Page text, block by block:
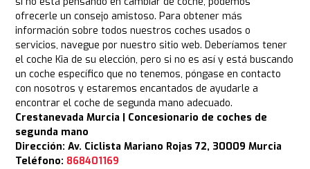
ofrecerle un consejo amistoso. Para obtener más
información sobre todos nuestros coches usados o
servicios, navegue por nuestro sitio web. Deberíamos tener
el coche Kia de su elección, pero si no es así y está buscando
un coche específico que no tenemos, póngase en contacto
con nosotros y estaremos encantados de ayudarle a
encontrar el coche de segunda mano adecuado.
Crestanevada Murcia | Concesionario de coches de
segunda mano
Dirección: Av. Ciclista Mariano Rojas 72, 30009 Murcia
Teléfono: 868401169